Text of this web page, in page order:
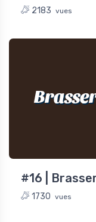
2183 vues
#16 |
1730 vues